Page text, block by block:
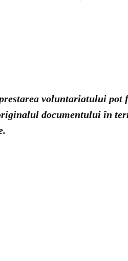
voluntariatului
documentului în